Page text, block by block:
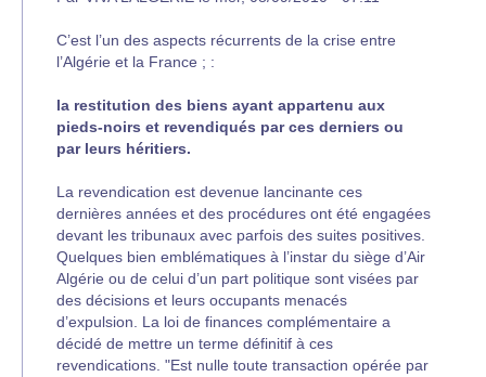
C’est l’un des aspects récurrents de la crise entre
l’Algérie et la France ; :
la restitution des biens ayant appartenu aux
pieds-noirs et revendiqués par ces derniers ou
par leurs héritiers.
La revendication est devenue lancinante ces
dernières années et des procédures ont été engagées
devant les tribunaux avec parfois des suites positives.
Quelques bien emblématiques à l’instar du siège d’Air
Algérie ou de celui d’un part politique sont visées par
des décisions et leurs occupants menacés
d’expulsion. La loi de finances complémentaire a
décidé de mettre un terme définitif à ces
revendications. "Est nulle toute transaction opérée par